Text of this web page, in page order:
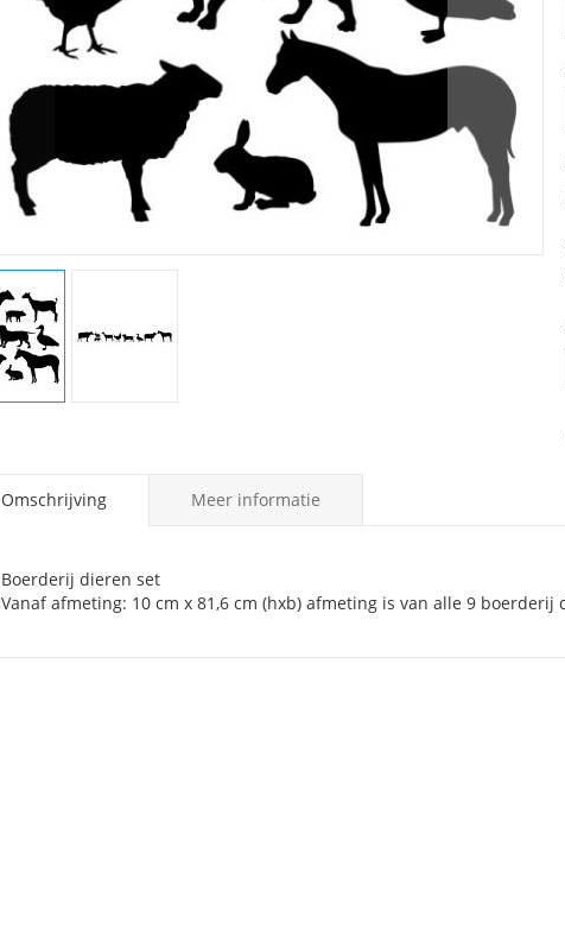
Omschrijving
Boerderij dieren set
Vanaf afmeting: 10 cm x 81,6 cm (hxb) afmeting is van alle 9
Meer informatie